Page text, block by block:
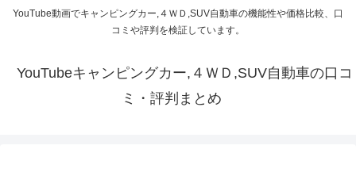
YouTube動画でキャンピングカー,４ＷＤ,SUV自動車の機能性や価格比較、口
コミや評判を検証しています。
YouTubeキャンピングカー,４ＷＤ,SUV自動車の口コ
ミ・評判まとめ